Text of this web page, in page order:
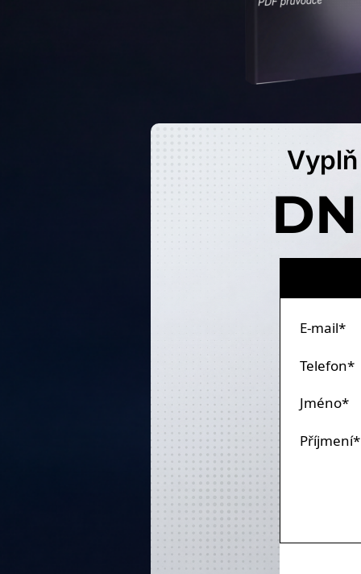
E-mail*
Telefon*
Jméno*
Příjmení*